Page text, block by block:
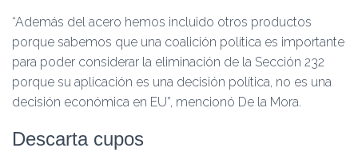
“Además del acero hemos incluido otros productos
porque sabemos que una coalición política es importante
para poder considerar la eliminación de la Sección 232
porque su aplicación es una decisión política, no es una
decisión económica en EU”, mencionó De la Mora.
Descarta cupos